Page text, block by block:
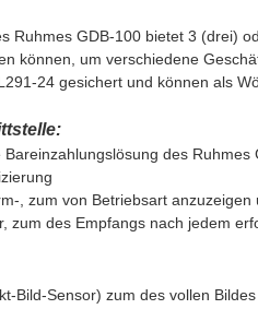
Ruhmes GDB-100 bietet 3 (drei)
können, um verschiedene
24 gesichert und können als
des Ruhmes
, zum von Betriebsart
zum des Empfangs nach jedem
Bild-Sensor) zum des vollen